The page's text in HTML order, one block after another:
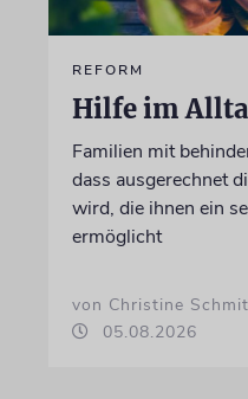
REFORM
Hilfe im
Familien mit
dass ausgerechnet
wird, die ihnen ein
ermöglicht
von Christine
05.08.2026